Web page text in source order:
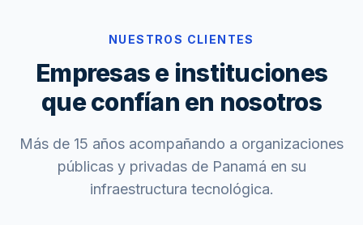
NUESTROS CLIENTES
Empresas e instituciones
que confían en nosotros
Más de 15 años acompañando a organizaciones
públicas y privadas de Panamá en su
infraestructura tecnológica.